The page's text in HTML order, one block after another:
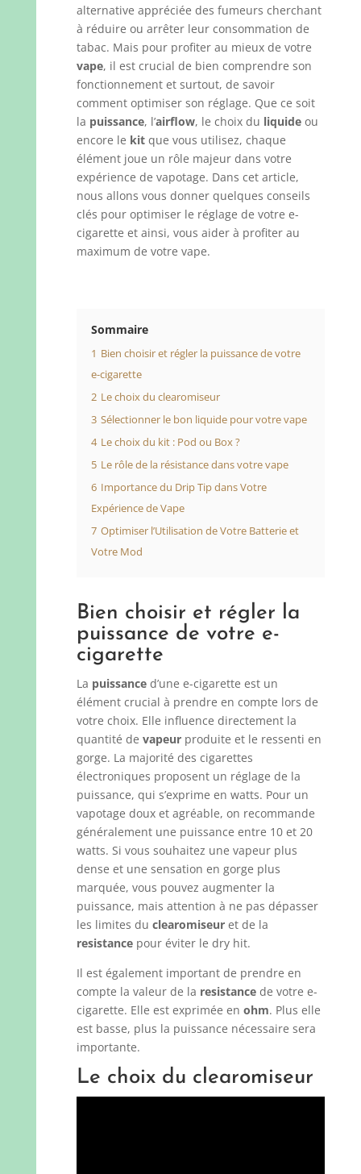
alternative appréciée des fumeurs cherchant
à réduire ou arrêter leur consommation de
tabac. Mais pour profiter au mieux de votre
vape, il est crucial de bien comprendre son
fonctionnement et surtout, de savoir
comment optimiser son réglage. Que ce soit
la puissance, l’airflow, le choix du liquideou
encore le kitque vous utilisez, chaque
élément joue un rôle majeur dans votre
expérience de vapotage. Dans cet article,
nous allons vous donner quelques conseils
clés pour optimiser le réglage de votre e-
cigarette et ainsi, vous aider à profiter au
maximum de votre vape.
Sommaire
1 Bien choisir et régler la puissance de votre
e-cigarette
2 Le choix du clearomiseur
3 Sélectionner le bon liquide pour votre vape
4 Le choix du kit : Pod ou Box ?
5 Le rôle de la résistance dans votre vape
6 Importance du Drip Tip dans Votre
Expérience de Vape
7 Optimiser l’Utilisation de Votre Batterie et
Votre Mod
Bien choisir et régler la
puissance de votre e-
cigarette
La puissanced’une e-cigarette est un
élément crucial à prendre en compte lors de
votre choix. Elle influence directement la
quantité de vapeurproduite et le ressenti en
gorge. La majorité des cigarettes
électroniques proposent un réglage de la
puissance, qui s’exprime en watts. Pour un
vapotage doux et agréable, on recommande
généralement une puissance entre 10 et 20
watts. Si vous souhaitez une vapeur plus
dense et une sensation en gorge plus
marquée, vous pouvez augmenter la
puissance, mais attention à ne pas dépasser
les limites du clearomiseuret de la
resistancepour éviter le dry hit.
Il est également important de prendre en
compte la valeur de la resistancede votre e-
cigarette. Elle est exprimée en ohm. Plus elle
est basse, plus la puissance nécessaire sera
importante.
Le choix du clearomiseur